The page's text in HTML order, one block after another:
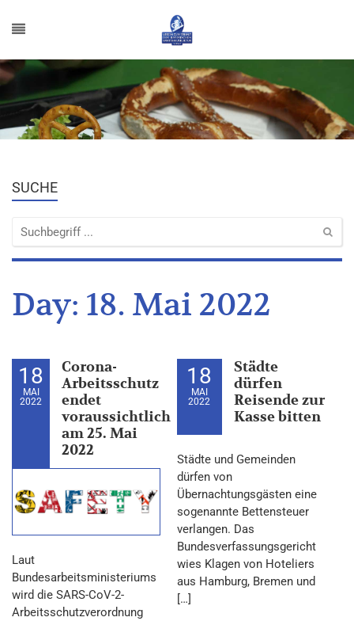
SUCHE
Day: 18. Mai 2022
18
MAI
2022
Corona-
Arbeitsschutz
endet
voraussichtlich
am 25. Mai
2022
Laut
Bundesarbeitsministeriums
wird die SARS-CoV-2-
Arbeitsschutzverordnung
18
MAI
2022
Städte
dürfen
Reisende zur
Kasse bitten
Städte und Gemeinden
dürfen von
Übernachtungsgästen eine
sogenannte Bettensteuer
verlangen. Das
Bundesverfassungsgericht
wies Klagen von Hoteliers
aus Hamburg, Bremen und
[…]